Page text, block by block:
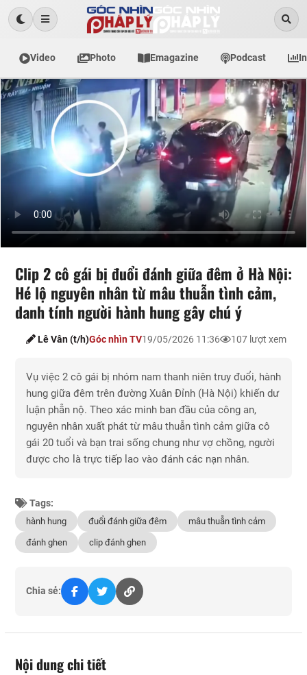
Video Photo Emagazine Podcast
Clip 2 cô gái bị đuổi đánh giữa đêm ở Hà Nội:
Hé lộ nguyên nhân từ mâu thuẫn tình cảm,
danh tính người hành hung gây chú ý
Lê Vân (t/h)Góc nhìn TV19/05/2026 11:36 107 lượt xem
Vụ việc 2 cô gái bị nhóm nam thanh niên truy đuổi, hành
hung giữa đêm trên đường Xuân Đỉnh (Hà Nội) khiến dư
luận phẫn nộ. Theo xác minh ban đầu của công an,
nguyên nhân xuất phát từ mâu thuẫn tình cảm giữa cô
gái 20 tuổi và bạn trai sống chung như vợ chồng, người
được cho là trực tiếp lao vào đánh các nạn nhân.
Tags:
hành hung đuổi đánh giữa đêm mâu thuẫn tình cảm
đánh ghen clip đánh ghen
Chia sẻ:
Nội dung chi tiết